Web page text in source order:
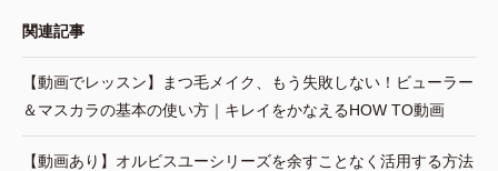
関連記事
【動画でレッスン】まつ毛メイク、もう失敗しない！ビューラー
＆マスカラの基本の使い方｜キレイをかなえるHOW TO動画
【動画あり】オルビスユーシリーズを余すことなく活用する方法